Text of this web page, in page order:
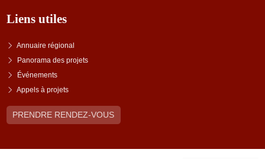
Liens utiles
Annuaire régional
Panorama des projets
Événements
Appels à projets
PRENDRE RENDEZ-VOUS